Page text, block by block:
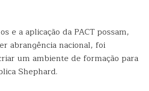
e a aplicação da PACT possam,
abrangência nacional, foi
um ambiente de formação para
Shephard.